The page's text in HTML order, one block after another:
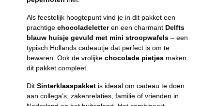
Als feestelijk hoogtepunt vind je in dit pakket een
prachtige chocoladeletteren een charmant Delfts
blauw huisje gevuld met mini stroopwafels – een
typisch Hollands cadeautje dat perfect is om te
bewaren. Ook de vrolijke chocolade pietjes maken
dit pakket compleet.
Dit Sinterklaaspakket is ideaal om cadeau te doen
aan collega’s, zakenrelaties, familie of vrienden in